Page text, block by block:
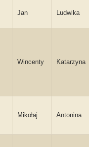
Jan Ludwika
Wincenty Katarzyna
Mikołaj Antonina